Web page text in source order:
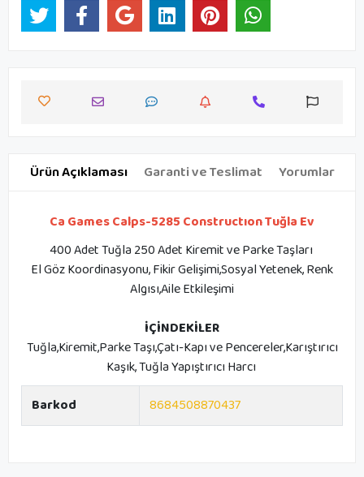
Ürün Açıklaması Garanti ve Teslimat Yorumlar
Ca Games Calps-5285 Constructıon Tuğla Ev
400 Adet Tuğla 250 Adet Kiremit ve Parke Taşları
El Göz Koordinasyonu, Fikir Gelişimi,Sosyal Yetenek, Renk
Algısı,Aile Etkileşimi
İÇİNDEKİLER
Tuğla,Kiremit,Parke Taşı,Çatı-Kapı ve Pencereler,Karıştırıcı
Kaşık, Tuğla Yapıştırıcı Harcı
Barkod
8684508870437